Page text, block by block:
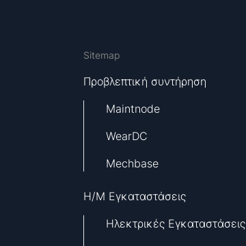
Sitemap
Προβλεπτική συντήρηση
Maintnode
WearDC
Mechbase
H/M Εγκαταστάσεις
Ηλεκτρικές Εγκαταστάσεις